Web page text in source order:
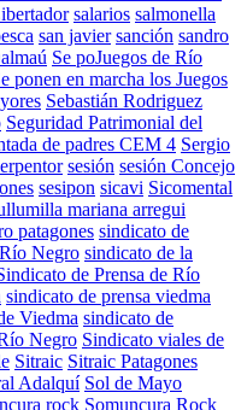
salarios salmonella
san javier sanción sandro
Se poJuegos de Río
ponen en marcha los Juegos
Sebastián Rodriguez
Seguridad Patrimonial del
de padres CEM 4 Sergio
sesión sesión Concejo
sesipon sicavi Sicomental
mariana arregui
patagones sindicato de
Negro sindicato de la
de Prensa de Río
sindicato de prensa viedma
Viedma sindicato de
Negro Sindicato viales de
Sitraic Sitraic Patagones
Adalquí Sol de Mayo
rock Somuncura Rock